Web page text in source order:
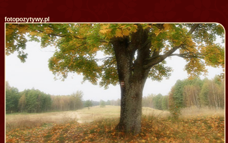
fotopozytywy.pl